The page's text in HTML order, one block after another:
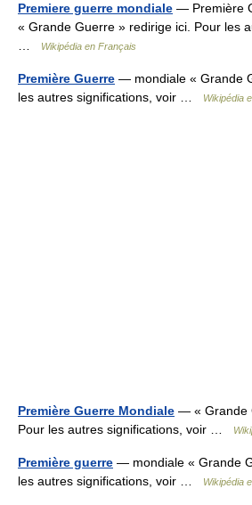
Premiere guerre mondiale — Première
« Grande Guerre » redirige ici. Pour les
Wikipédia en Français
Première Guerre — mondiale « Grande
les autres significations, voir …
Wikipédia
Première Guerre Mondiale — « Grande
Pour les autres significations, voir …
Première guerre — mondiale « Grande
les autres significations, voir …
Wikipédia